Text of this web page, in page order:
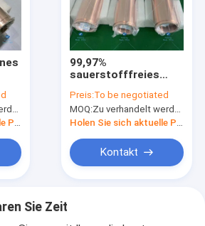
Holen Sie sich aktuelle Preis
99,97%
sauerstofffreies
155OD*125ID*888L
Preis:To be negotiated
MOQ:Zu verhandelt werden
Holen Sie sich aktuelle Preis
Kontakt
Sie Zeit